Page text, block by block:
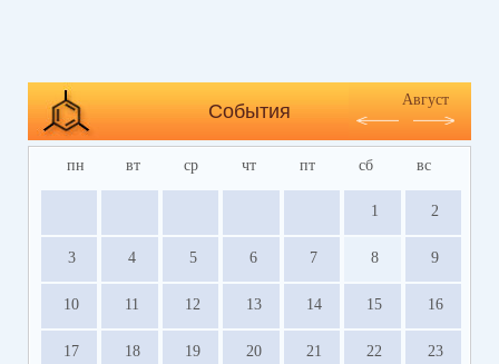
События
Август
пн вт ср чт пт сб вс
1 2
3 4 5 6 7 8 9
10 11 12 13 14 15 16
17 18 19 20 21 22 23